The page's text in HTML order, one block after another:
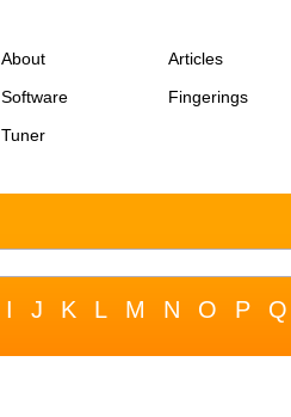
About
Articles
Software
Fingerings
Tuner
I J K L M N O P Q